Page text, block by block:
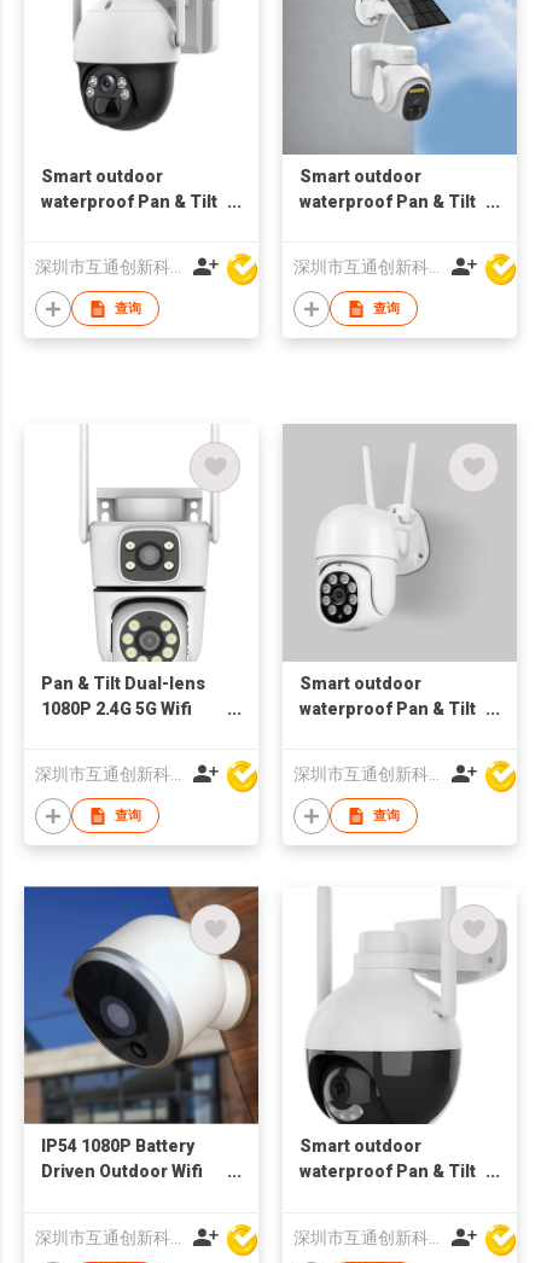
Smart outdoor
waterproof Pan & Tilt
深圳市互通创新科技有限公司
查询
Smart outdoor
waterproof Pan & Tilt
bluetooth
深圳市互通创新科技有限公司
查询
Pan & Tilt Dual-lens
1080P 2.4G 5G Wifi
深圳市互通创新科技有限公司
查询
Smart outdoor
waterproof Pan & Tilt
bluetooth Dual wifi
深圳市互通创新科技有限公司
查询
IP54 1080P Battery
Driven Outdoor Wifi
Monitor Night Vision
深圳市互通创新科技有限公司
Smart outdoor
waterproof Pan & Tilt
深圳市互通创新科技有限公司